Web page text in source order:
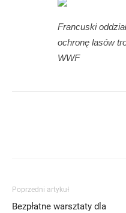
Francuski
ochronę lasów
WWF
Poprzedni artykuł
Bezpłatne warsztaty dla